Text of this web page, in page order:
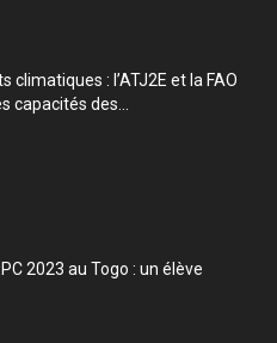
climatiques : l’ATJ2E et la FAO
capacités des...
2023 au Togo : un élève